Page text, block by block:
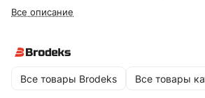
выдерживая много циклов стирки.
обозначить фигуру при помощи
Все описание
Все товары Brodeks Все товары